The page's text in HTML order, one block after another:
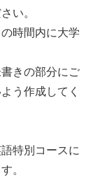
い。
時間内に大学
きの部分にご
う作成してく
特別コースに
。